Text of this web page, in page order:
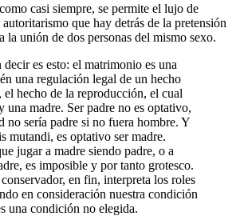
casi siempre, se permite el lujo de
que hay detrás de la pretensión
la unión de dos personas del mismo sexo.
es esto: el matrimonio es una
una regulación legal de un hecho
el hecho de la reproducción, el cual
una madre. Ser padre no es optativo,
no sería padre si no fuera hombre. Y
mutandi, es optativo ser madre.
jugar a madre siendo padre, o a
es imposible y por tanto grotesco.
en fin, interpreta los roles
en consideración nuestra condición
una condición no elegida.